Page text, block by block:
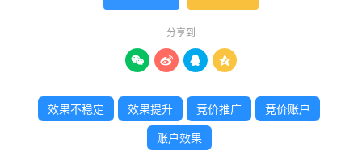
分享到
   
效果不稳定 效果提升 竞价推广 竞价账户
账户效果